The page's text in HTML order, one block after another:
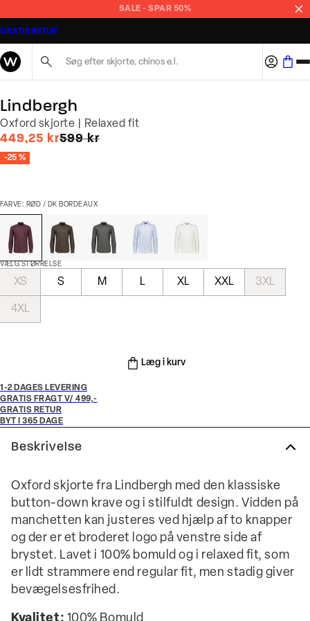
SALE - SPAR 50%
GRATIS RETUR
Lindbergh
Oxford skjorte | Relaxed fit
449,25 krI alt (uden rabat)
599 kr
-25 %
FARVE: RØD / DK BORDEAUX
VÆLG STØRRELSE
XS S M L XL XXL 3XL
4XL
Læg i kurv
1-2 DAGES LEVERING
GRATIS FRAGT V/ 499,-
GRATIS RETUR
BYT I 365 DAGE
Beskrivelse
Oxford skjorte fra Lindbergh med den klassiske
button-down krave og i stilfuldt design. Vidden på
manchetten kan justeres ved hjælp af to knapper
og der er et broderet logo på venstre side af
brystet. Lavet i 100% bomuld og i relaxed fit, som
er lidt strammere end regular fit, men stadig giver
bevægelsesfrihed.